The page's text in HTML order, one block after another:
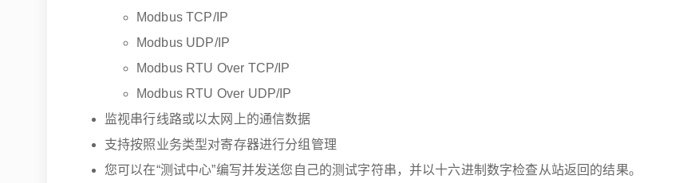
Modbus TCP/IP
Modbus UDP/IP
Modbus RTU Over TCP/IP
Modbus RTU Over UDP/IP
监视串行线路或以太网上的通信数据
支持按照业务类型对寄存器进行分组管理
您可以在“测试中心”编写并发送您自己的测试字符串，并以十六进制数字检查从站返回的结果。